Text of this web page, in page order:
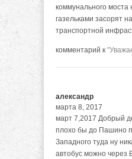
коммунального моста
газельками засорят
транспортной
комментарий к
александр
марта 8, 2017
март 7,2017 Добрый
плохо бы до Пашино
Западного туда ну
автобус можно через